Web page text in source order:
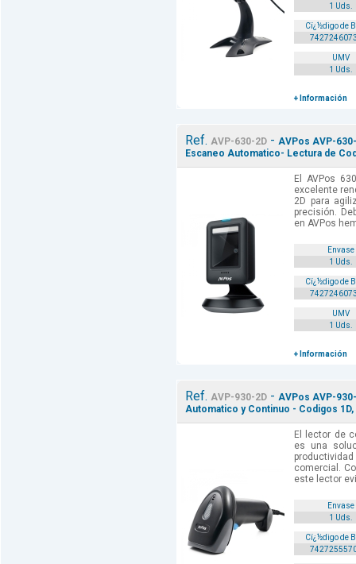
1 Uds.
Cï¿½digo de
UMV
1 Uds.
+ Información
Ref. AVP-630-2D - AVPos AVP-
Escaneo Automatico- Lectura de
El AVPos
excelente
2D para
precisión.
en AVPos
Envase
1 Uds.
Cï¿½digo de
UMV
1 Uds.
+ Información
Ref. AVP-930-2D - AVPos AVP-
Automatico y Continuo - Codigos
El lector de
es una
comercial.
este lector
Envase
1 Uds.
Cï¿½digo de